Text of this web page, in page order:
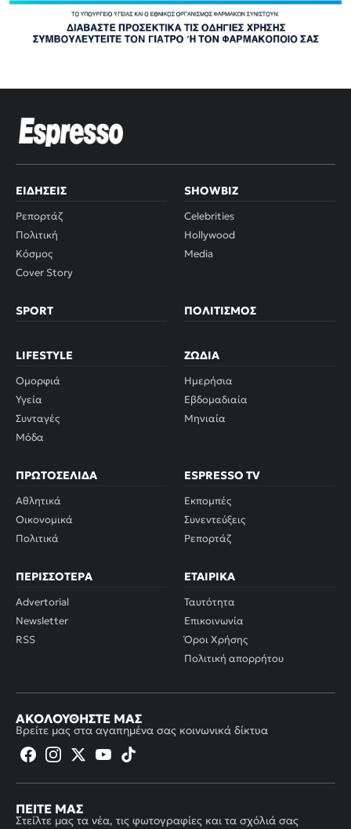
ΕΙΔΉΣΕΙΣ
Ρεπορτάζ
Πολιτική
Κόσμος
Cover Story
SHOWBIZ
Celebrities
Hollywood
Media
SPORT ΠΟΛΙΤΙΣΜΌΣ
LIFESTYLE
Ομορφιά
Υγεία
Συνταγές
Μόδα
ΖΏΔΙΑ
Ημερήσια
Εβδομαδιαία
Μηνιαία
ΠΡΩΤΟΣΈΛΙΔΑ
Αθλητικά
Οικονομικά
Πολιτικά
ESPRESSO TV
Εκπομπές
Συνεντεύξεις
Ρεπορτάζ
ΠΕΡΙΣΣΌΤΕΡΑ
Advertorial
Newsletter
RSS
ΕΤΑΙΡΙΚΆ
Ταυτότητα
Επικοινωνία
Όροι Χρήσης
Πολιτική απορρήτου
ΑΚΟΛΟΥΘΉΣΤΕ ΜΑΣ
Βρείτε μας στα αγαπημένα σας κοινωνικά δίκτυα
ΠΕΊΤΕ ΜΑΣ
Στείλτε μας τα νέα, τις φωτογραφίες και τα σχόλιά σας